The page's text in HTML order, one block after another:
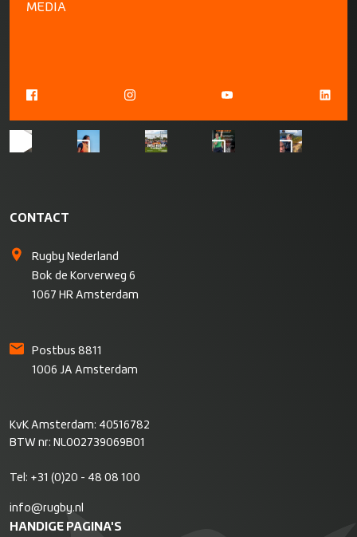
MEDIA
CONTACT
Rugby Nederland
Bok de Korverweg 6
1067 HR Amsterdam
Postbus 8811
1006 JA Amsterdam
KvK Amsterdam: 40516782
BTW nr: NL002739069B01
Tel: +31 (0)20 - 48 08 100
info@rugby.nl
HANDIGE PAGINA'S